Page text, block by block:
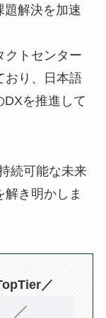
解決を加速
クトセンター
おり、日本語
を推進して
続可能な未来
き明かしま
／